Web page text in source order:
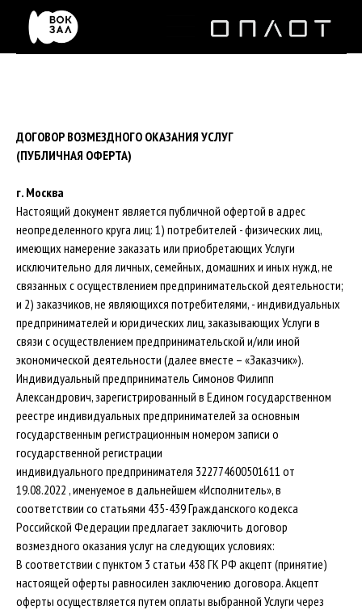
ДОГОВОР ВОЗМЕЗДНОГО ОКАЗАНИЯ УСЛУГ
(ПУБЛИЧНАЯ ОФЕРТА)
г. Москва
Настоящий документ является публичной офертой в адрес
неопределенного круга лиц: 1) потребителей - физических лиц,
имеющих намерение заказать или приобретающих Услуги
исключительно для личных, семейных, домашних и иных нужд, не
связанных с осуществлением предпринимательской деятельности;
и 2) заказчиков, не являющихся потребителями, - индивидуальных
предпринимателей и юридических лиц, заказывающих Услуги в
связи с осуществлением предпринимательской и/или иной
экономической деятельности (далее вместе – «Заказчик»).
Индивидуальный предприниматель Симонов Филипп
Александрович, зарегистрированный в Едином государственном
реестре индивидуальных предпринимателей за основным
государственным регистрационным номером записи о
государственной регистрации
индивидуального предпринимателя 322774600501611 от
19.08.2022 , именуемое в дальнейшем «Исполнитель», в
соответствии со статьями 435-439 Гражданского кодекса
Российской Федерации предлагает заключить договор
возмездного оказания услуг на следующих условиях:
В соответствии с пунктом 3 статьи 438 ГК РФ акцепт (принятие)
настоящей оферты равносилен заключению договора. Акцепт
оферты осуществляется путем оплаты выбранной Услуги через